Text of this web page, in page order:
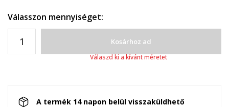
Válasszon mennyiséget:
Kosárhoz ad
Válaszd ki a kívánt méretet
A termék 14 napon belül visszaküldhető